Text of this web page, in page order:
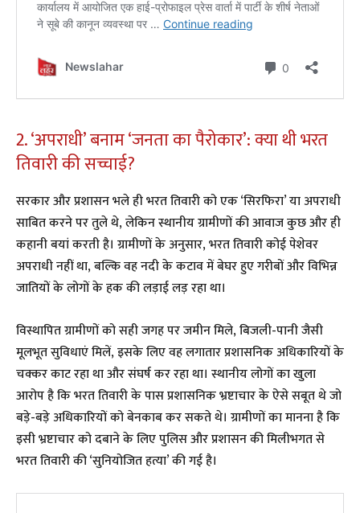
​2. ‘अपराधी’ बनाम ‘जनता का पैरोकार’: क्या थी भरत
तिवारी की सच्चाई?
​सरकार और प्रशासन भले ही भरत तिवारी को एक ‘सिरफिरा’ या अपराधी
साबित करने पर तुले थे, लेकिन स्थानीय ग्रामीणों की आवाज कुछ और ही
कहानी बयां करती है। ग्रामीणों के अनुसार, भरत तिवारी कोई पेशेवर
अपराधी नहीं था, बल्कि वह नदी के कटाव में बेघर हुए गरीबों और विभिन्न
जातियों के लोगों के हक की लड़ाई लड़ रहा था।
​विस्थापित ग्रामीणों को सही जगह पर जमीन मिले, बिजली-पानी जैसी
मूलभूत सुविधाएं मिलें, इसके लिए वह लगातार प्रशासनिक अधिकारियों के
चक्कर काट रहा था और संघर्ष कर रहा था। स्थानीय लोगों का खुला
आरोप है कि भरत तिवारी के पास प्रशासनिक भ्रष्टाचार के ऐसे सबूत थे जो
बड़े-बड़े अधिकारियों को बेनकाब कर सकते थे। ग्रामीणों का मानना है कि
इसी भ्रष्टाचार को दबाने के लिए पुलिस और प्रशासन की मिलीभगत से
भरत तिवारी की ‘सुनियोजित हत्या’ की गई है।